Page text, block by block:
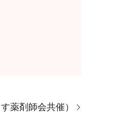
薬剤師会共催）